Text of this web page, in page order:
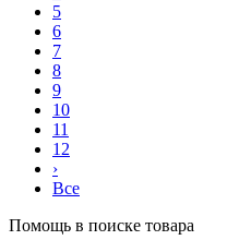
5
6
7
8
9
10
11
12
›
Все
Помощь в поиске товара